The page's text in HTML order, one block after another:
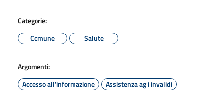
Categorie:
Comune
Salute
Argomenti:
Accesso all'informazione
Assistenza agli invalidi